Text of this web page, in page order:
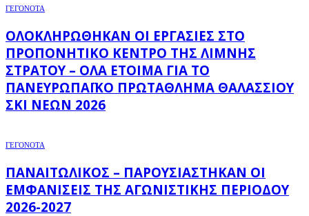
ΓΕΓΟΝΟΤΑ
ΟΛΟΚΛΗΡΏΘΗΚΑΝ ΟΙ ΕΡΓΑΣΊΕΣ ΣΤΟ
ΠΡΟΠΟΝΗΤΙΚΌ ΚΈΝΤΡΟ ΤΗΣ ΛΊΜΝΗΣ
ΣΤΡΆΤΟΥ – ΌΛΑ ΈΤΟΙΜΑ ΓΙΑ ΤΟ
ΠΑΝΕΥΡΩΠΑΪΚΌ ΠΡΩΤΆΘΛΗΜΑ ΘΑΛΆΣΣΙΟΥ
ΣΚΙ ΝΈΩΝ 2026
ΓΕΓΟΝΟΤΑ
ΠΑΝΑΙΤΩΛΙΚΌΣ – ΠΑΡΟΥΣΙΆΣΤΗΚΑΝ ΟΙ
ΕΜΦΑΝΊΣΕΙΣ ΤΗΣ ΑΓΩΝΙΣΤΙΚΉΣ ΠΕΡΙΌΔΟΥ
2026-2027